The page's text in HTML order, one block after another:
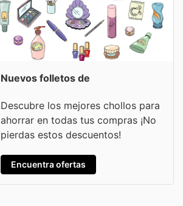
Nuevos folletos de
Descubre los mejores chollos para
ahorrar en todas tus compras ¡No
pierdas estos descuentos!
Encuentra ofertas